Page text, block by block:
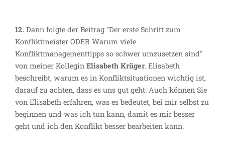
12. Dann folgte der Beitrag "Der erste Schritt zum
Konfliktmeister ODER Warum viele
Konfliktmanagementtipps so schwer umzusetzen sind"
von meiner Kollegin Elisabeth Krüger. Elisabeth
beschreibt, warum es in Konfliktsituationen wichtig ist,
darauf zu achten, dass es uns gut geht. Auch können Sie
von Elisabeth erfahren, was es bedeutet, bei mir selbst zu
beginnen und was ich tun kann, damit es mir besser
geht und ich den Konflikt besser bearbeiten kann.